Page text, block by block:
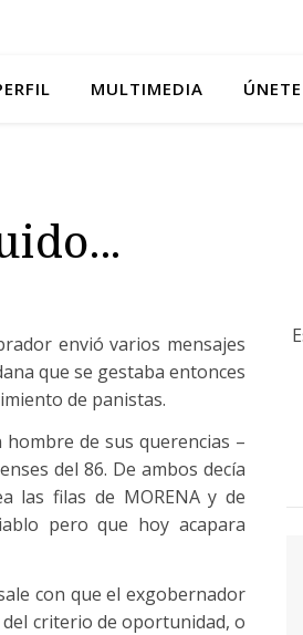
MULTIMEDIA
envió varios mensajes
que se gestaba entonces
de panistas.
de sus querencias –
del 86. De ambos decía
las filas de MORENA y de
pero que hoy acapara
con que el exgobernador
criterio de oportunidad, o